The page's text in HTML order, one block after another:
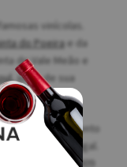
vinícolas.
do Poeira e da
do Vale Meão e
, junto de sua
de outro ponto
ano em Portugal.
em 2009